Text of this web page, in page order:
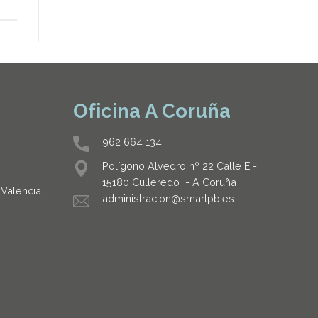
Oficina A Coruña
962 664 134
Polígono Alvedro nº 22 Calle E -
15180 Culleredo - A Coruña
administracion@smartpb.es